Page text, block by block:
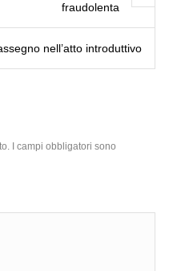
fraudolenta
nell’atto introduttivo
I campi obbligatori sono